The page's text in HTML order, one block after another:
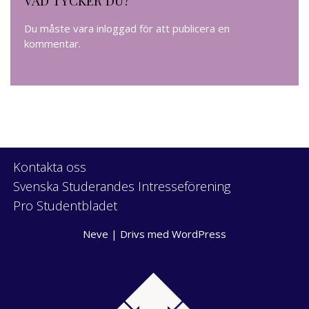
Du måste vara inloggad för att publicera en
kommentar.
Kontakta oss
Svenska Studerandes Intresseförening
Pro Studentbladet
Neve | Drivs med WordPress